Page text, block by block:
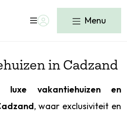
Menu
in Cadzand
luxe vakantiehuizen en
, waar exclusiviteit en